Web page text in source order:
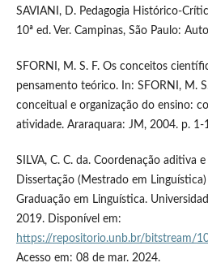
SAVIANI, D. Pedagogia Histórico-
10ª ed. Ver. Campinas, São Paulo:
SFORNI, M. S. F. Os conceitos
pensamento teórico. In: SFORNI, M.
conceitual e organização do ensino:
atividade. Araraquara: JM, 2004. p. 1-
SILVA, C. C. da. Coordenação aditiva
Dissertação (Mestrado em
Graduação em Linguística.
2019. Disponível em:
https://repositorio.unb.br/bitstream/
Acesso em: 08 de mar. 2024.